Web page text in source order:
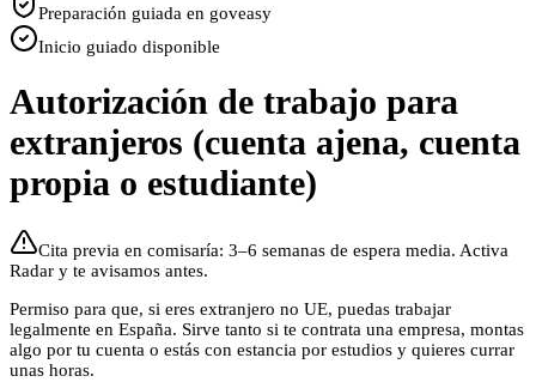
Preparación guiada en goveasy
Inicio guiado disponible
Autorización de trabajo para
extranjeros (cuenta ajena, cuenta
propia o estudiante)
Cita previa en comisaría: 3–6 semanas de espera media. Activa
Radar y te avisamos antes.
Permiso para que, si eres extranjero no UE, puedas trabajar
legalmente en España. Sirve tanto si te contrata una empresa, montas
algo por tu cuenta o estás con estancia por estudios y quieres currar
unas horas.